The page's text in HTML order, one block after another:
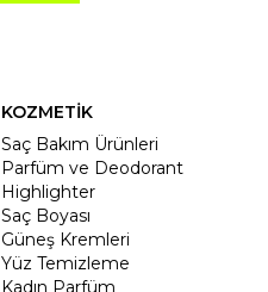
KOZMETİK
Saç Bakım Ürünleri
Parfüm ve Deodorant
Highlighter
Saç Boyası
Güneş Kremleri
Yüz Temizleme
Kadın Parfüm